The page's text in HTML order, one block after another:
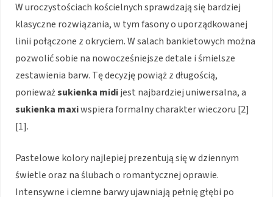
W uroczystościach kościelnych sprawdzają się bardziej
klasyczne rozwiązania, w tym fasony o uporządkowanej
linii połączone z okryciem. W salach bankietowych można
pozwolić sobie na nowocześniejsze detale i śmielsze
zestawienia barw. Tę decyzję powiąż z długością,
ponieważsukienka midijest najbardziej uniwersalna, a
sukienka maxiwspiera formalny charakter wieczoru [2]
[1].
Pastelowe kolory najlepiej prezentują się w dziennym
świetle oraz na ślubach o romantycznej oprawie.
Intensywne i ciemne barwy ujawniają pełnię głębi po